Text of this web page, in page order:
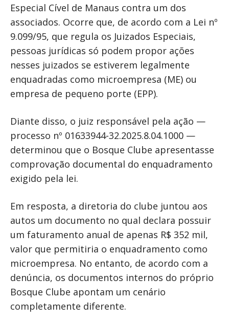
Especial Cível de Manaus contra um dos
associados. Ocorre que, de acordo com a Lei nº
9.099/95, que regula os Juizados Especiais,
pessoas jurídicas só podem propor ações
nesses juizados se estiverem legalmente
enquadradas como microempresa (ME) ou
empresa de pequeno porte (EPP).
Diante disso, o juiz responsável pela ação —
processo nº 01633944-32.2025.8.04.1000 —
determinou que o Bosque Clube apresentasse
comprovação documental do enquadramento
exigido pela lei.
Em resposta, a diretoria do clube juntou aos
autos um documento no qual declara possuir
um faturamento anual de apenas R$ 352 mil,
valor que permitiria o enquadramento como
microempresa. No entanto, de acordo com a
denúncia, os documentos internos do próprio
Bosque Clube apontam um cenário
completamente diferente.